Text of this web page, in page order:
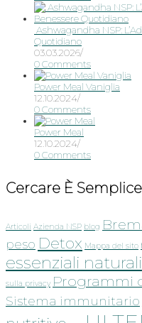
Ashwagandha NSP:
Quotidiano
03.03.2026/
0 Comments
Power Meal Vaniglia
12.10.2024/
0 Comments
Power Meal
12.10.2024/
0 Comments
Cercare È Semplice
Articoli Azienda NSP blog
peso Detox Mappa del sito
essenziali naturali
sulla privacy Programmi
Sistema immunitario